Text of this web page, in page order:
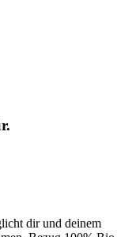
dir und deinem